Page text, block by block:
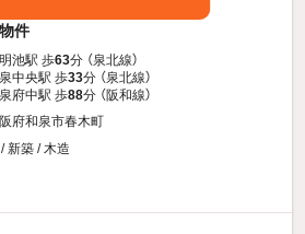
件
池駅 歩63分 （泉北線）
中央駅 歩33分 （泉北線）
府中駅 歩88分 （阪和線）
府和泉市春木町
新築 / 木造